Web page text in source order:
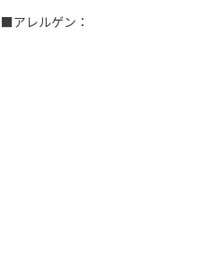
■アレルゲン：